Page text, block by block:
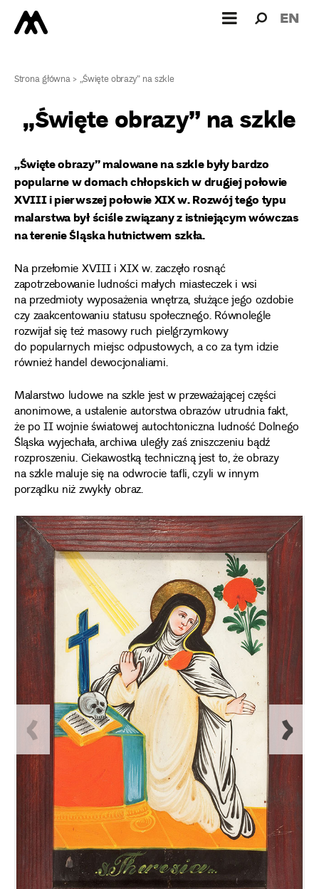
dla: EN
Strona główna>„Święte obrazy” na szkle
„Święte obrazy” na szkle
„Święte obrazy” malowane na szkle były bardzo
popularne w domach chłopskich w drugiej połowie
XVIII i pierwszej połowie XIX w. Rozwój tego typu
malarstwa był ściśle związany z istniejącym wówczas
na terenie Śląska hutnictwem szkła.
Na przełomie XVIII i XIX w. zaczęło rosnąć
zapotrzebowanie ludności małych miasteczek i wsi
na przedmioty wyposażenia wnętrza, służące jego ozdobie
czy zaakcentowaniu statusu społecznego. Równolegle
rozwijał się też masowy ruch pielgrzymkowy
do popularnych miejsc odpustowych, a co za tym idzie
również handel dewocjonaliami.
Malarstwo ludowe na szkle jest w przeważającej części
anonimowe, a ustalenie autorstwa obrazów utrudnia fakt,
że po II wojnie światowej autochtoniczna ludność Dolnego
Śląska wyjechała, archiwa uległy zaś zniszczeniu bądź
rozproszeniu. Ciekawostką techniczną jest to, że obrazy
na szkle maluje się na odwrocie tafli, czyli w innym
porządku niż zwykły obraz.